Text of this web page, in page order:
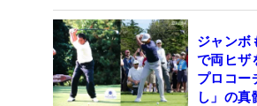
ジャンボ
で両ヒザ
プロコー
し」の